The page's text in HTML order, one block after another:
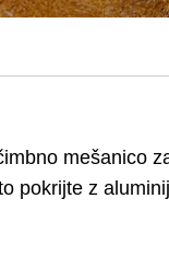
mešanico
pokrijte z